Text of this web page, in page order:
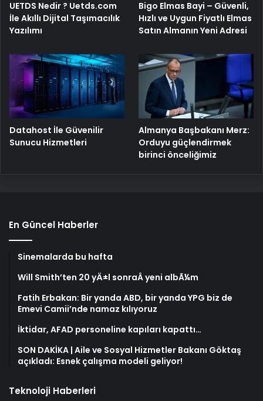
UETDS Nedir ? Uetds.com
İle Akıllı Dijital Taşımacılık
Yazılımı
Bigo Elmas Bayi – Güvenli,
Hızlı ve Uygun Fiyatlı Elmas
Satın Almanın Yeni Adresi
Datahost İle Güvenilir
Sunucu Hizmetleri
Almanya Başbakanı Merz:
Orduyu güçlendirmek
birinci önceliğimiz
En Güncel Haberler
Sinemalarda bu hafta
Will Smith’ten 20 yÄ±l sonraÂ yeni albÃ¼m
Fatih Erbakan: Bir yanda ABD, bir yanda YPG biz de
Emevi Camii’nde namaz kılıyoruz
İktidar, AFAD personeline kapıları kapattı…
SON DAKİKA | Aile ve Sosyal Hizmetler Bakanı Göktaş
açıkladı: Esnek çalışma modeli geliyor!
Teknoloji Haberleri